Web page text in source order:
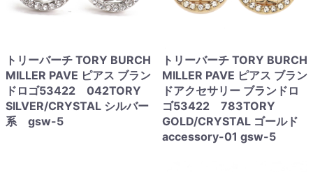
トリーバーチ TORY BURCH
MILLER PAVE ピアス ブラン
ドロゴ53422 042TORY
SILVER/CRYSTAL シルバー
系 gsw-5
トリーバーチ TORY BURCH
MILLER PAVE ピアス ブラン
ドアクセサリー ブランドロ
ゴ53422 783TORY
GOLD/CRYSTAL ゴールド
accessory-01 gsw-5